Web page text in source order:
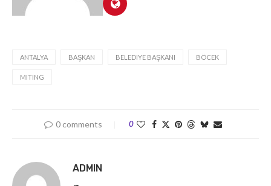
ANTALYA BAŞKAN BELEDIYE BAŞKANI BÖCEK
MITING
0 comments 0
ADMIN